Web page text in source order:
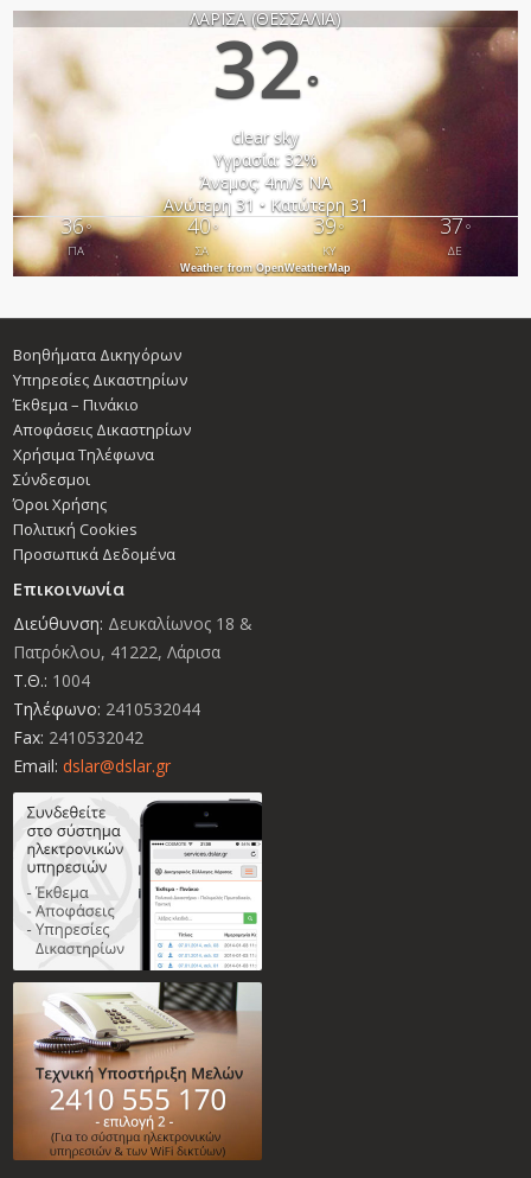
ΛΑΡΙΣΑ (ΘΕΣΣΑΛΙΑ)
32°
clear sky
Υγρασία: 32%
Άνεμος: 4m/s ΝΑ
Ανώτερη 31 • Κατώτερη 31
36°
ΠΑ
40°
ΣΑ
39°
ΚΥ
37°
ΔΕ
Weather from OpenWeatherMap
Βοηθήματα Δικηγόρων
Υπηρεσίες Δικαστηρίων
Έκθεμα – Πινάκιο
Αποφάσεις Δικαστηρίων
Χρήσιμα Τηλέφωνα
Σύνδεσμοι
Όροι Χρήσης
Πολιτική Cookies
Προσωπικά Δεδομένα
Επικοινωνία
Διεύθυνση: Δευκαλίωνος 18 &
Πατρόκλου, 41222, Λάρισα
Τ.Θ.: 1004
Τηλέφωνο: 2410532044
Fax: 2410532042
Email: dslar@dslar.gr